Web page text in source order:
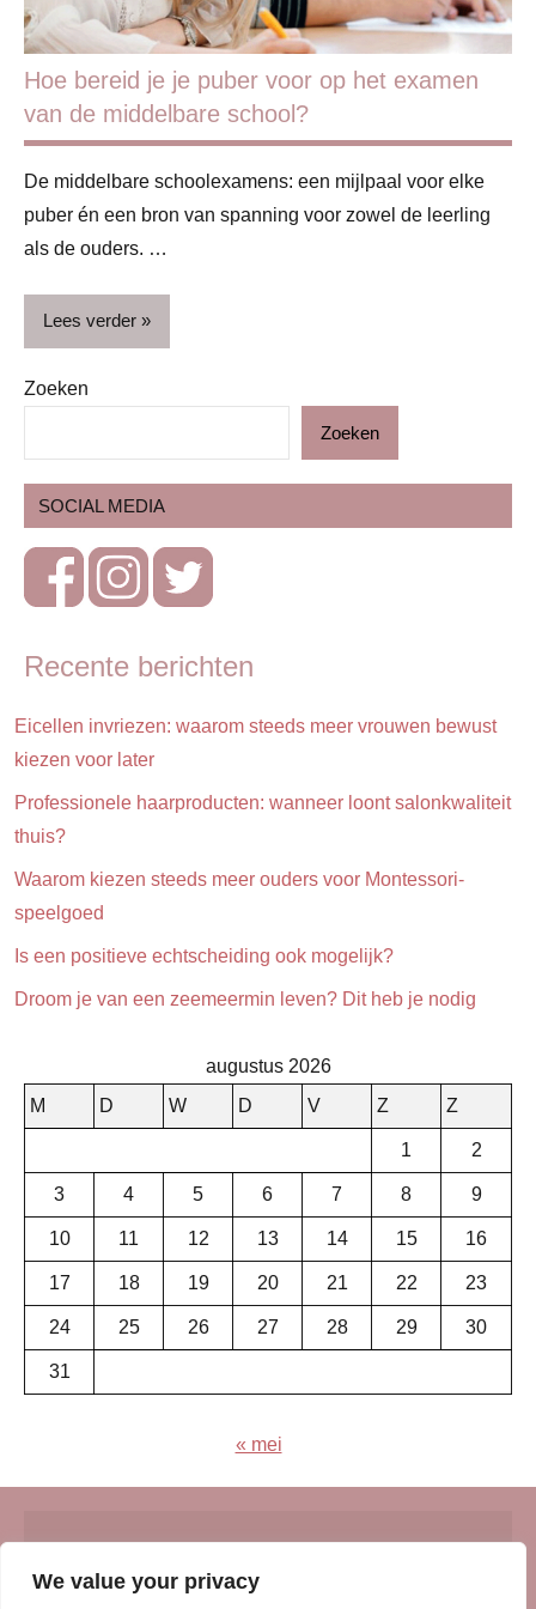
We value your privacy
Hoe bereid je je puber voor op het examen
van de middelbare school?
De middelbare schoolexamens: een mijlpaal voor elke
puber én een bron van spanning voor zowel de leerling
als de ouders. …
Lees verder
Blog
Studie
&
Zoeken
Zoeken
SOCIAL MEDIA
Recente berichten
Eicellen invriezen: waarom steeds meer vrouwen bewust
kiezen voor later
Professionele haarproducten: wanneer loont salonkwaliteit
thuis?
Waarom kiezen steeds meer ouders voor Montessori-
speelgoed
Is een positieve echtscheiding ook mogelijk?
Droom je van een zeemeermin leven? Dit heb je nodig
augustus 2026
M
D W D V Z Z
1 2
3 4 5 6 7 8 9
10 11 12 13 14 15 16
17 18 19 20 21 22 23
24 25 26 27 28 29 30
31
« mei
© Insert Internetuitgeverij